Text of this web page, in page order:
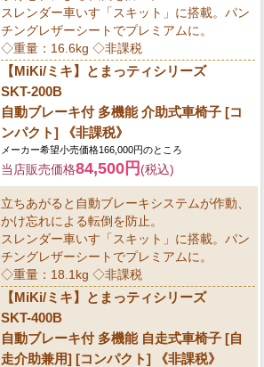
スレンダー車いす「スキット」に搭載。パン
チングレザーシートでプレミアムに。
◇重量：16.6kg ◇非課税
【MiKi/ミキ】とまっティシリーズ
SKT-200B
自動ブレーキ付 多機能 介助式車椅子 [コ
ンパクト] 《非課税》
メーカー希望小売価格166,000円のところ
当店販売価格84,500円 (税込)
立ちあがると自動ブレーキシステムが作動、
かけ忘れによる転倒を防止。
スレンダー車いす「スキット」に搭載。パン
チングレザーシートでプレミアムに。
◇重量：18.1kg ◇非課税
【MiKi/ミキ】とまっティシリーズ
SKT-400B
自動ブレーキ付 多機能 自走式車椅子 [自
走介助兼用] [コンパクト] 《非課税》